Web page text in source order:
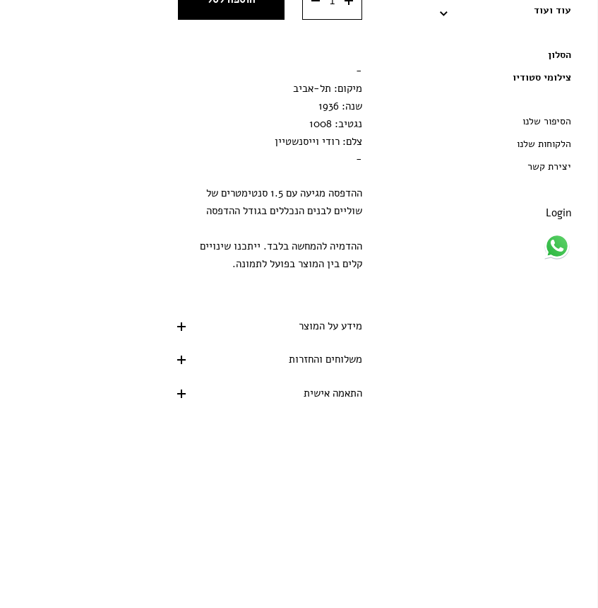
עוד ועוד
הסלון
צילומי סטודיו
הסיפור שלנו
הלקוחות שלנו
יצירת קשר
Login
מסגרת שחורה
-
מיקום: תל-אביב
שנה: 1936
נגטיב: 1008
צלם: רודי וייסנשטיין
-
ההדפסה מגיעה עם 1.5 סנטימטרים של
שוליים לבנים הנכללים בגודל ההדפסה
ההדמיה להמחשה בלבד. ייתכנו שינויים
קלים בין המוצר בפועל לתמונה.
מידע על המוצר
משלוחים והחזרות
התאמה אישית